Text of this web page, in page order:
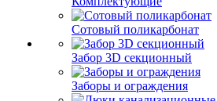
Сотовый поликарбонат
Забор 3D секционный
Заборы и ограждения